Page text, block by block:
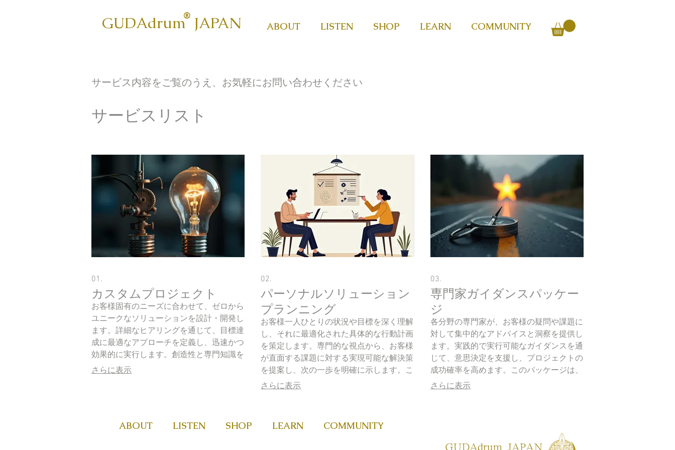
GUDA​drum JAPAN
®
ABOUT LISTEN SHOP LEARN COMMUNITY
サービス内容をご覧のうえ、お気軽にお問い合わせください
サービスリスト
01.
カスタムプロジェクト
お客様固有のニーズに合わせて、ゼロから
ユニークなソリューションを設計・開発し
ます。詳細なヒアリングを通じて、目標達
成に最適なアプローチを定義し、迅速かつ
効果的に実行します。創造性と専門知識を
駆使して、理想的な結果を実現するための
さらに表示
02.
パーソナルソリューション
プランニング
お客様一人ひとりの状況や目標を深く理解
し、それに最適化された具体的な行動計画
を策定します。専門的な視点から、お客様
が直面する課題に対する実現可能な解決策
を提案し、次の一歩を明確に示します。こ
のサービスは、お客様が自信を持って前進
さらに表示
03.
専門家ガイダンスパッケー
ジ
各分野の専門家が、お客様の疑問や課題に
対して集中的なアドバイスと洞察を提供し
ます。実践的で実行可能なガイダンスを通
じて、意思決定を支援し、プロジェクトの
成功確率を高めます。このパッケージは、
専門知識へのアクセスを容易にし、効率的
さらに表示
ABOUT LISTEN SHOP LEARN COMMUNITY